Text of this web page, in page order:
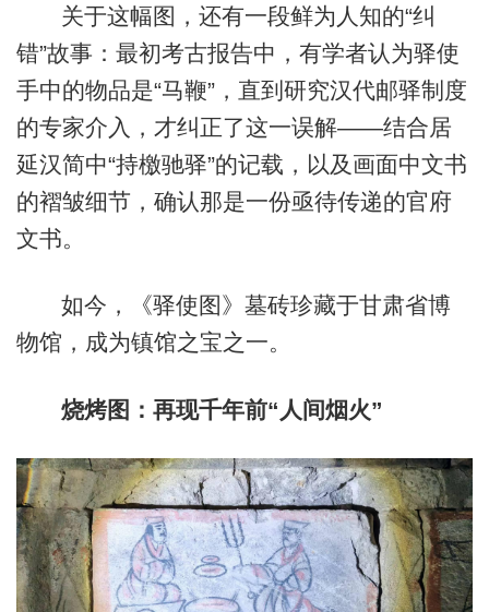
关于这幅图，还有一段鲜为人知的“纠
错”故事：最初考古报告中，有学者认为驿使
手中的物品是“马鞭”，直到研究汉代邮驿制度
的专家介入，才纠正了这一误解——结合居
延汉简中“持檄驰驿”的记载，以及画面中文书
的褶皱细节，确认那是一份亟待传递的官府
文书。
如今，《驿使图》墓砖珍藏于甘肃省博
物馆，成为镇馆之宝之一。
烧烤图：再现千年前“人间烟火”